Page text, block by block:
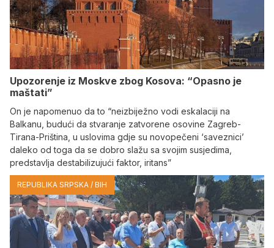
Upozorenje iz Moskve zbog Kosova: “Opasno je
maštati”
On je napomenuo da to “neizbiježno vodi eskalaciji na
Balkanu, budući da stvaranje zatvorene osovine Zagreb-
Tirana-Priština, u uslovima gdje su novopečeni ‘saveznici’
daleko od toga da se dobro slažu sa svojim susjedima,
predstavlja destabilizujući faktor, iritans”
REPUBLIKA SRPSKA / BIH